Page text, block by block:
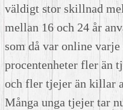
väldigt stor skillnad
mellan 16 och 24 år
som då var online
procentenheter fler än
och fler tjejer än killar
Många unga tjejer tar